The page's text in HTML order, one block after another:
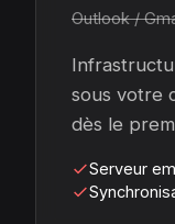
Outlook /
sous votre
dès le
Serveur